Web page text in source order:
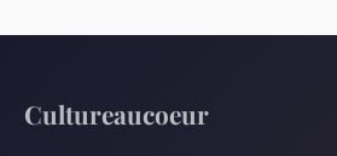
Cultureaucoeur